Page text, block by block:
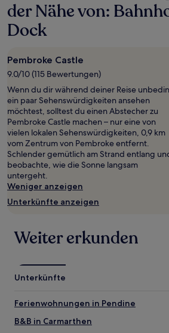
der Nähe von:
Dock
Pembroke Castle
9.0/10 (115 Bewertungen)
Wenn du dir während deiner Reise
ein paar Sehenswürdigkeiten ansehen
möchtest, solltest du einen Abstecher zu
Pembroke Castle machen – nur eine von
vielen lokalen Sehenswürdigkeiten, 0,9 km
vom Zentrum von Pembroke entfernt.
Schlender gemütlich am Strand entlang
beobachte, wie die Sonne langsam
untergeht.
Weniger anzeigen
Unterkünfte anzeigen
Weiter erkunden
Unterkünfte
Ferienwohnungen in Pendine
B&B in Carmarthen